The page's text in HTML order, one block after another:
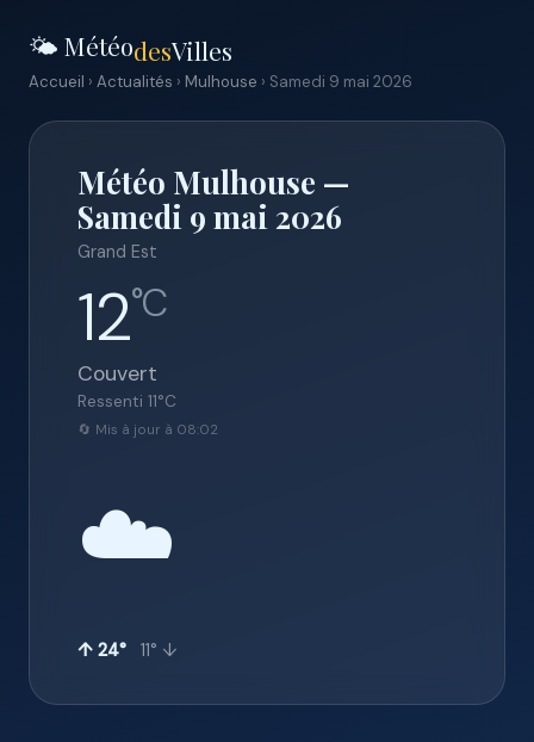
🌤️ MétéodesVilles
Accueil › Actualités › Mulhouse › Samedi 9 mai 2026
Météo Mulhouse —
Samedi 9 mai 2026
Grand Est
12°C
Couvert
Ressenti 11°C
🔄 Mis à jour à 08:02
☁️
↑ 24° 11° ↓